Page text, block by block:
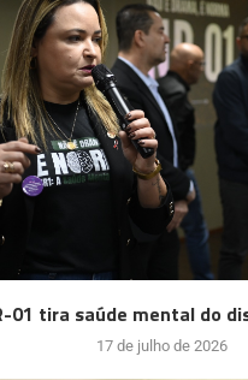
01 tira saúde mental do
17 de julho de 2026